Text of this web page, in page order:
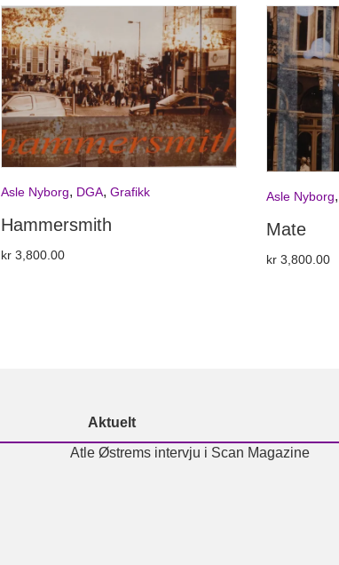
Asle Nyborg, DGA, Grafikk
Hammersmith
kr3,800.00
Asle Nyborg,
Mate
kr3,800.00
Aktuelt
Atle Østrems intervju i Scan Magazine